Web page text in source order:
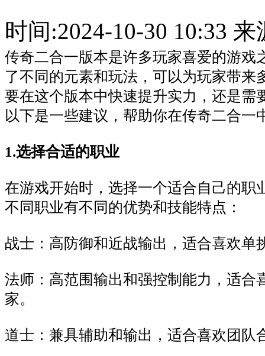
时间:2024-10-30 10:33
传奇二合一版本是许多玩家喜爱的游戏
了不同的元素和玩法，可以为玩家带来
要在这个版本中快速提升实力，还是需
以下是一些建议，帮助你在传奇二合一
1.选择合适的职业
在游戏开始时，选择一个适合自己的职
不同职业有不同的优势和技能特点：
战士：高防御和近战输出，适合喜欢单
法师：高范围输出和强控制能力，适合
家。
道士：兼具辅助和输出，适合喜欢团队